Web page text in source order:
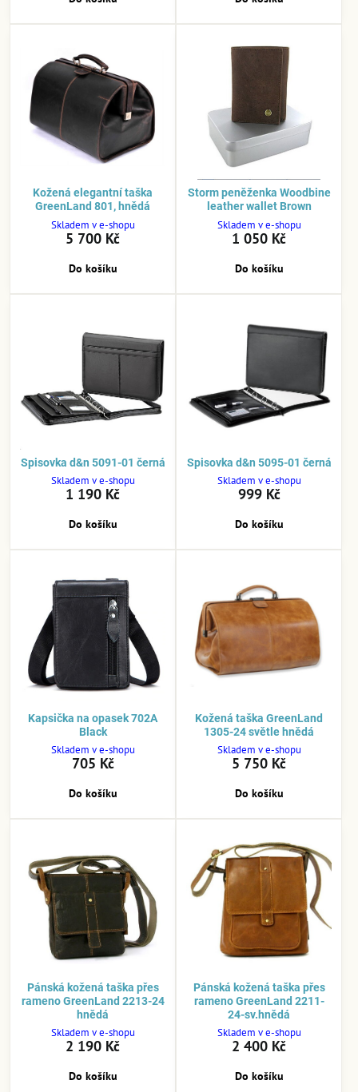
Kožená elegantní taška
GreenLand 801, hnědá
Skladem v e-shopu
5 700 Kč
Do košíku
Storm peněženka Woodbine
leather wallet Brown
Skladem v e-shopu
1 050 Kč
Do košíku
Spisovka d&n 5091-01 černá
Skladem v e-shopu
1 190 Kč
Do košíku
Spisovka d&n 5095-01 černá
Skladem v e-shopu
999 Kč
Do košíku
Kapsička na opasek 702A
Black
Skladem v e-shopu
705 Kč
Do košíku
Kožená taška GreenLand
1305-24 světle hnědá
Skladem v e-shopu
5 750 Kč
Do košíku
Pánská kožená taška přes
rameno GreenLand 2213-24
hnědá
Skladem v e-shopu
2 190 Kč
Do košíku
Pánská kožená taška přes
rameno GreenLand 2211-
24-sv.hnědá
Skladem v e-shopu
2 400 Kč
Do košíku